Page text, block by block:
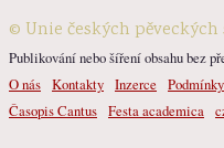
© Unie českých pěveckých
Publikování nebo šíření obsahu bez
O nás Kontakty Inzerce
Časopis Cantus Festa academica